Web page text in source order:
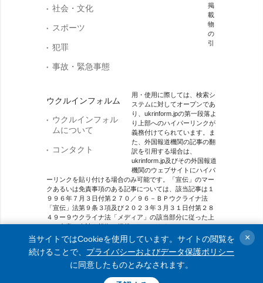
社会・文化
スポーツ
犯罪
事故・緊急事態
ウクルインフォルム
ウクルインフォル
ムについて
コンタクト
掲
載
物
の
引
用・使用に際しては、検索シ
ステムに対してオープンであ
り、ukrinform.jpの第一段落よ
り上部へのハイパーリンクが
義務付けてられています。ま
た、外国報道機関の記事の翻
訳を引用する場合は、
ukrinform.jp及びその外国報道
機関のウェブサイトにハイパ
ーリンクを貼り付ける場合のみ可能です。「宣伝」のマー
クあるいは免責事項のある記事については、該当記事は１
９９６年７月３日付第２７０／９６－ＢＰウクライナ法
「宣伝」法第９条３項及び２０２３年３月３１日付第２８
４９ー９ウクライナ法「メディア」の該当部分に従った上
で、合意／会計を根拠に掲載されています。
オンラインメディア主体 メディア識別番号：R40-01421.
© 2015-2026 Ukrinform. All rights reserved.
当サイトではCookieを使用しています。サイトの閲覧を
続けることで、 プライバシーおよびデータ保護ポリシー
に同意したものとみなされます。
×